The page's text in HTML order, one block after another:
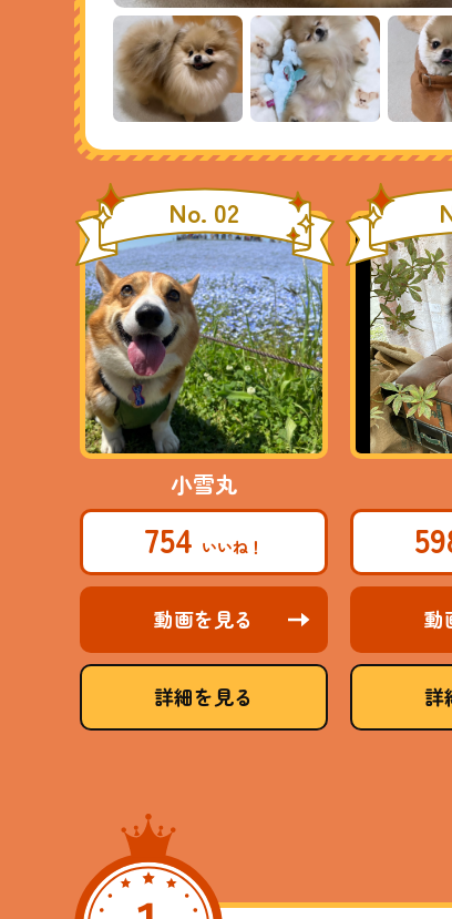
No. 02
小雪丸
754
動画を見る
詳細を見る
動
詳